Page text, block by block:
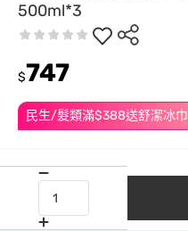
500ml*3
民生/髮類滿$388送舒潔冰巾
$747